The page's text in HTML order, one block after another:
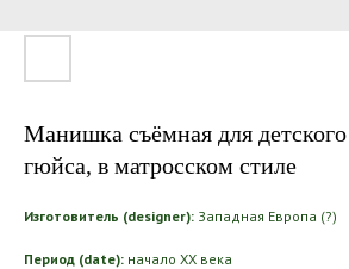
Манишка съёмная для
гюйса, в матросском стиле
Изготовитель (designer): Западная Европа (?)
Период (date): начало ХХ века